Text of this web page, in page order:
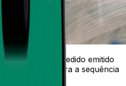
à operação. O pedido emitido
o VSat e dispara a sequência
definiu.